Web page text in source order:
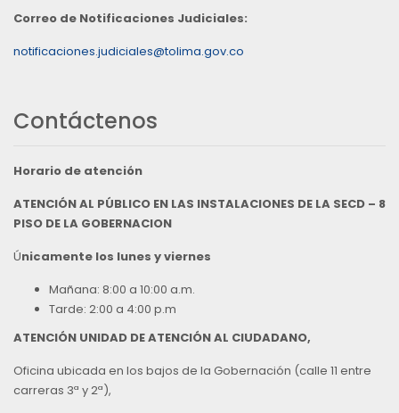
Correo de Notificaciones Judiciales:
notificaciones.judiciales@tolima.gov.co
Contáctenos
Horario de atención
ATENCIÓN AL PÚBLICO EN LAS INSTALACIONES DE LA SECD – 8
PISO DE LA GOBERNACION
Únicamente los lunes y viernes
Mañana: 8:00 a 10:00 a.m.
Tarde: 2:00 a 4:00 p.m
ATENCIÓN UNIDAD DE ATENCIÓN AL CIUDADANO,
Oficina ubicada en los bajos de la Gobernación (calle 11 entre
carreras 3ª y 2ª),